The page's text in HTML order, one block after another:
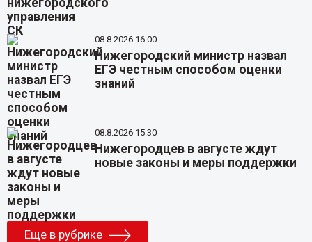
08.8.2026 16:00
Нижегородский министр назвал
ЕГЭ честным способом оценки
знаний
08.8.2026 15:30
Нижегородцев в августе ждут
новые законы и меры поддержки
Еще в рубрике